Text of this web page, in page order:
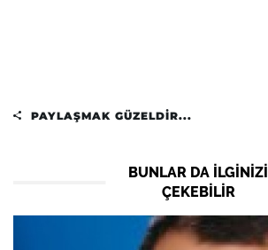
PAYLAŞMAK GÜZELDIR...
BUNLAR DA ILGINIZI
ÇEKEBILIR